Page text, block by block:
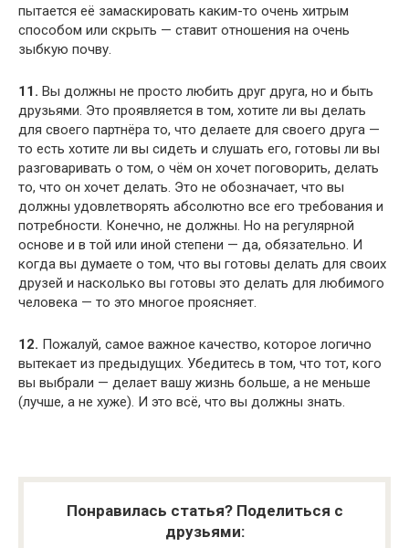
пытается её замаскировать каким-то очень хитрым
способом или скрыть — ставит отношения на очень
зыбкую почву.
11. Вы должны не просто любить друг друга, но и быть
друзьями. Это проявляется в том, хотите ли вы делать
для своего партнёра то, что делаете для своего друга —
то есть хотите ли вы сидеть и слушать его, готовы ли вы
разговаривать о том, о чём он хочет поговорить, делать
то, что он хочет делать. Это не обозначает, что вы
должны удовлетворять абсолютно все его требования и
потребности. Конечно, не должны. Но на регулярной
основе и в той или иной степени — да, обязательно. И
когда вы думаете о том, что вы готовы делать для своих
друзей и насколько вы готовы это делать для любимого
человека — то это многое проясняет.
12. Пожалуй, самое важное качество, которое логично
вытекает из предыдущих. Убедитесь в том, что тот, кого
вы выбрали — делает вашу жизнь больше, а не меньше
(лучше, а не хуже). И это всё, что вы должны знать.
Понравилась статья? Поделиться с
друзьями: